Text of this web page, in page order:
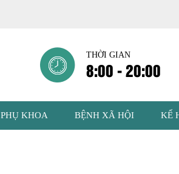
THỜI GIAN
8:00 - 20:00
PHỤ KHOA BỆNH XÃ HỘI KẾ